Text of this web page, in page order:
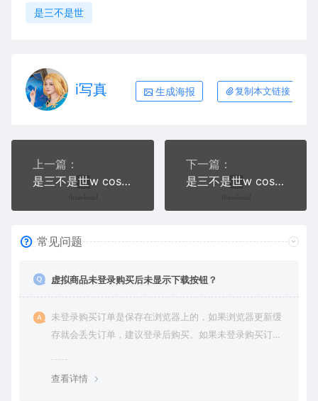
是三不是世
i写真 生成海报 复制本文链接
上一篇：
是三不是世w cos写真合集四
下一篇：
是三不是世w cos写真合集六
常见问题
虚拟商品未登录购买后未显示下载按钮？
未登录购买订单是保存在浏览器上的，如果浏览器更新缓
存就会丢失订单，建议登录后购买。如果未登录购买订单
查看详情